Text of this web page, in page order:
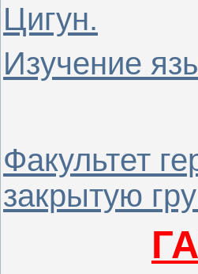
Цигун.
Изучение
Факультет
закрытую